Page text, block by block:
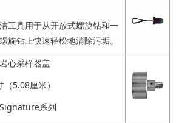
工具用于从开放式螺旋钻和一
旋钻上快速轻松地清除污垢。
心采样器盖
5.08厘米）
系列